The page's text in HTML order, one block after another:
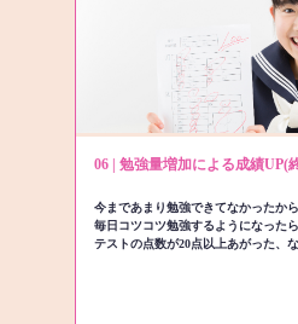
06 | 勉強量増加による成績UP(
今まであまり勉強できてなかったか
毎日コツコツ勉強するようになった
テストの点数が20点以上あがった、な